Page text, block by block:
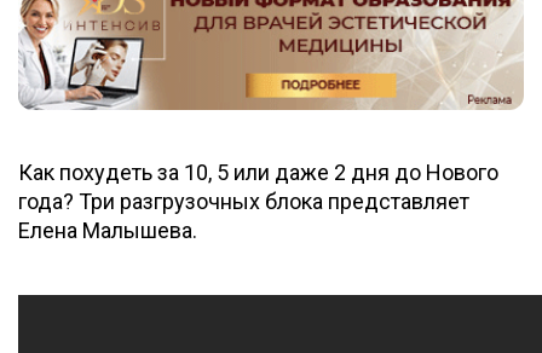
Как похудеть за 10, 5 или даже 2 дня до Нового
года? Три разгрузочных блока представляет
Елена Малышева.